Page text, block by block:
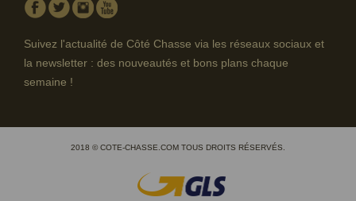
Facebook
TwitterInstagram
Suivez l'actualité de Côté Chasse via les réseaux sociaux et
la newsletter : des nouveautés et bons plans chaque
semaine !
2018 © COTE-CHASSE.COM TOUS DROITS RÉSERVÉS.